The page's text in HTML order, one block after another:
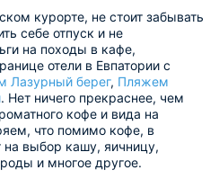
курорте, не стоит забывать
себе отпуск и не
на походы в кафе,
отели в Евпатории с
Лазурный берег, Пляжем
. Нет ничего прекраснее, чем
кофе и вида на
что помимо кофе, в
на выбор кашу, яичницу,
и многое другое.